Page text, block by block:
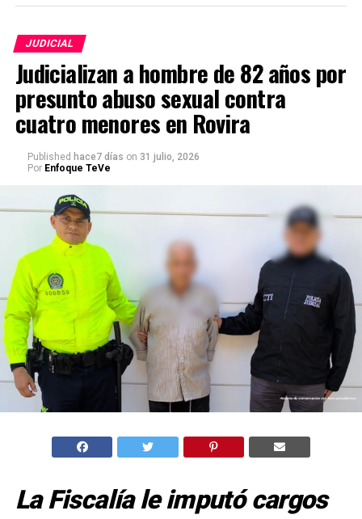
JUDICIAL
Judicializan a hombre de 82 años por
presunto abuso sexual contra
cuatro menores en Rovira
Published hace7 días on 31 julio, 2026
Por Enfoque TeVe
La Fiscalía le imputó cargos